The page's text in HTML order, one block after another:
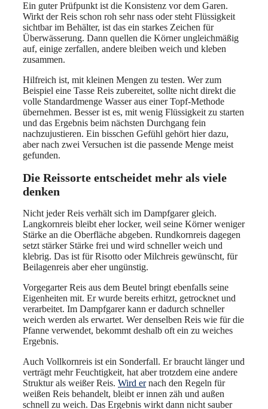
Ein guter Prüfpunkt ist die Konsistenz vor dem Garen.
Wirkt der Reis schon roh sehr nass oder steht Flüssigkeit
sichtbar im Behälter, ist das ein starkes Zeichen für
Überwässerung. Dann quellen die Körner ungleichmäßig
auf, einige zerfallen, andere bleiben weich und kleben
zusammen.
Hilfreich ist, mit kleinen Mengen zu testen. Wer zum
Beispiel eine Tasse Reis zubereitet, sollte nicht direkt die
volle Standardmenge Wasser aus einer Topf-Methode
übernehmen. Besser ist es, mit wenig Flüssigkeit zu starten
und das Ergebnis beim nächsten Durchgang fein
nachzujustieren. Ein bisschen Gefühl gehört hier dazu,
aber nach zwei Versuchen ist die passende Menge meist
gefunden.
Die Reissorte entscheidet mehr als viele
denken
Nicht jeder Reis verhält sich im Dampfgarer gleich.
Langkornreis bleibt eher locker, weil seine Körner weniger
Stärke an die Oberfläche abgeben. Rundkornreis dagegen
setzt stärker Stärke frei und wird schneller weich und
klebrig. Das ist für Risotto oder Milchreis gewünscht, für
Beilagenreis aber eher ungünstig.
Vorgegarter Reis aus dem Beutel bringt ebenfalls seine
Eigenheiten mit. Er wurde bereits erhitzt, getrocknet und
verarbeitet. Im Dampfgarer kann er dadurch schneller
weich werden als erwartet. Wer denselben Reis wie für die
Pfanne verwendet, bekommt deshalb oft ein zu weiches
Ergebnis.
Auch Vollkornreis ist ein Sonderfall. Er braucht länger und
verträgt mehr Feuchtigkeit, hat aber trotzdem eine andere
Struktur als weißer Reis. Wird ernach den Regeln für
weißen Reis behandelt, bleibt er innen zäh und außen
schnell zu weich. Das Ergebnis wirkt dann nicht sauber